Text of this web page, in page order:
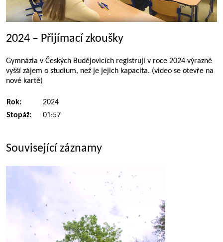
2024 – Přijímací zkoušky
Gymnázia v Českých Budějovicích registrují v roce 2024 výrazně
vyšší zájem o studium, než je jejich kapacita. (video se otevře na
nové kartě)
Rok:
2024
Stopáž:
01:57
Související záznamy